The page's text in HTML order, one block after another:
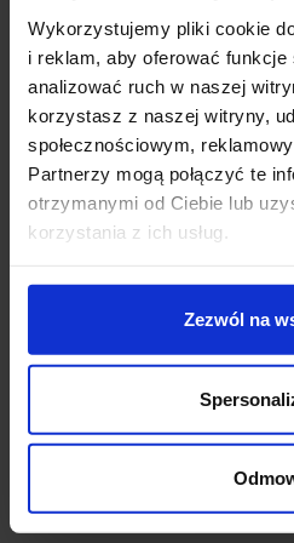
Wykorzystujemy pliki cookie
i reklam, aby oferować funkcje
analizować ruch w naszej
korzystasz z naszej witryny,
społecznościowym,
Partnerzy mogą połączyć te
otrzymanymi od Ciebie lub
korzystania z ich usług.
Zezwól na
Parametry:
średnica (mm): 400 + 600
wysokość (mm): 1200
ilość źródeł / rodzaj
max moc źródła: 60W
napięcie: 230V
źródło w zestawie: LED
kolor lampy: biały, złoty
IP: 20
Szczegóły produktu